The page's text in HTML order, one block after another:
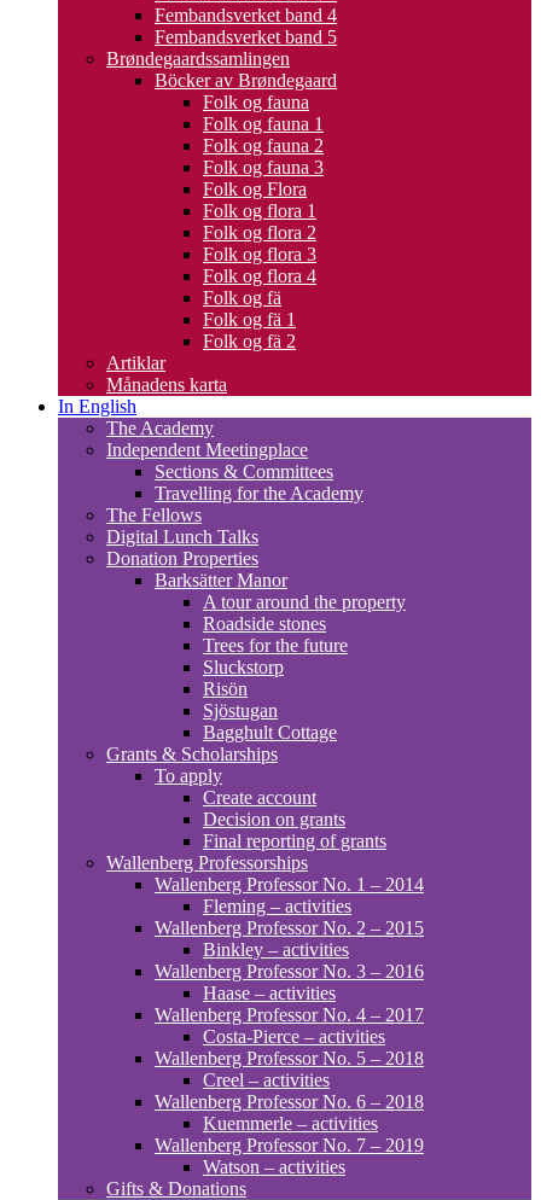
Fembandsverket band 4
Fembandsverket band 5
Brøndegaardssamlingen
Böcker av Brøndegaard
Folk og fauna
Folk og fauna 1
Folk og fauna 2
Folk og fauna 3
Folk og Flora
Folk og flora 1
Folk og flora 2
Folk og flora 3
Folk og flora 4
Folk og fä
Folk og fä 1
Folk og fä 2
Artiklar
Månadens karta
In English
The Academy
Independent Meetingplace
Sections & Committees
Travelling for the Academy
The Fellows
Digital Lunch Talks
Donation Properties
Barksätter Manor
A tour around the property
Roadside stones
Trees for the future
Sluckstorp
Risön
Sjöstugan
Bagghult Cottage
Grants & Scholarships
To apply
Create account
Decision on grants
Final reporting of grants
Wallenberg Professorships
Wallenberg Professor No. 1 – 2014
Fleming – activities
Wallenberg Professor No. 2 – 2015
Binkley – activities
Wallenberg Professor No. 3 – 2016
Haase – activities
Wallenberg Professor No. 4 – 2017
Costa-Pierce – activities
Wallenberg Professor No. 5 – 2018
Creel – activities
Wallenberg Professor No. 6 – 2018
Kuemmerle – activities
Wallenberg Professor No. 7 – 2019
Watson – activities
Gifts & Donations